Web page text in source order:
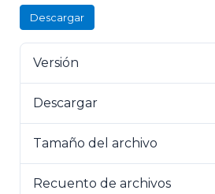
Descargar
Versión
Descargar
Tamaño del archivo
Recuento de archivos